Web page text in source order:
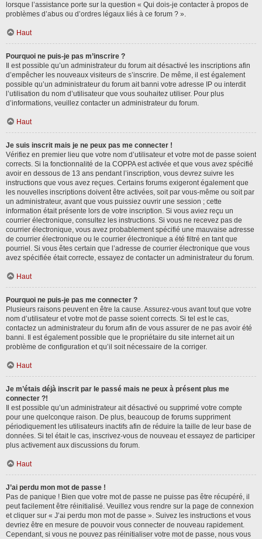
lorsque l’assistance porte sur la question « Qui dois-je contacter à propos de
problèmes d’abus ou d’ordres légaux liés à ce forum ? ».
Haut
Pourquoi ne puis-je pas m’inscrire ?
Il est possible qu’un administrateur du forum ait désactivé les inscriptions afin
d’empêcher les nouveaux visiteurs de s’inscrire. De même, il est également
possible qu’un administrateur du forum ait banni votre adresse IP ou interdit
l’utilisation du nom d’utilisateur que vous souhaitez utiliser. Pour plus
d’informations, veuillez contacter un administrateur du forum.
Haut
Je suis inscrit mais je ne peux pas me connecter !
Vérifiez en premier lieu que votre nom d’utilisateur et votre mot de passe soient
corrects. Si la fonctionnalité de la COPPA est activée et que vous avez spécifié
avoir en dessous de 13 ans pendant l’inscription, vous devrez suivre les
instructions que vous avez reçues. Certains forums exigeront également que
les nouvelles inscriptions doivent être activées, soit par vous-même ou soit par
un administrateur, avant que vous puissiez ouvrir une session ; cette
information était présente lors de votre inscription. Si vous aviez reçu un
courrier électronique, consultez les instructions. Si vous ne recevez pas de
courrier électronique, vous avez probablement spécifié une mauvaise adresse
de courrier électronique ou le courrier électronique a été filtré en tant que
pourriel. Si vous êtes certain que l’adresse de courrier électronique que vous
avez spécifiée était correcte, essayez de contacter un administrateur du forum.
Haut
Pourquoi ne puis-je pas me connecter ?
Plusieurs raisons peuvent en être la cause. Assurez-vous avant tout que votre
nom d’utilisateur et votre mot de passe soient corrects. Si tel est le cas,
contactez un administrateur du forum afin de vous assurer de ne pas avoir été
banni. Il est également possible que le propriétaire du site internet ait un
problème de configuration et qu’il soit nécessaire de la corriger.
Haut
Je m’étais déjà inscrit par le passé mais ne peux à présent plus me
connecter ?!
Il est possible qu’un administrateur ait désactivé ou supprimé votre compte
pour une quelconque raison. De plus, beaucoup de forums suppriment
périodiquement les utilisateurs inactifs afin de réduire la taille de leur base de
données. Si tel était le cas, inscrivez-vous de nouveau et essayez de participer
plus activement aux discussions du forum.
Haut
J’ai perdu mon mot de passe !
Pas de panique ! Bien que votre mot de passe ne puisse pas être récupéré, il
peut facilement être réinitialisé. Veuillez vous rendre sur la page de connexion
et cliquer sur « J’ai perdu mon mot de passe ». Suivez les instructions et vous
devriez être en mesure de pouvoir vous connecter de nouveau rapidement.
Cependant, si vous ne pouvez pas réinitialiser votre mot de passe, nous vous